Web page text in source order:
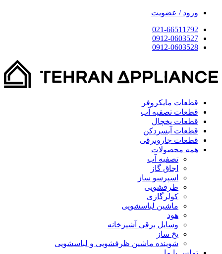
ورود / عضویت
021-66511792
0912-0603527
0912-0603528
قطعات مایکروفر
قطعات تصفیه آب
قطعات یخچال
قطعات آبسردکن
قطعات جاروبرقی
همه محصولات
تصفیه آب
اجاق گاز
اسپرسو ساز
ظرفشویی
کولرگازی
ماشین لباسشویی
هود
وسایل برقی آشپزخانه
یخ ساز
شوینده ماشین ظرفشویی و لباسشویی